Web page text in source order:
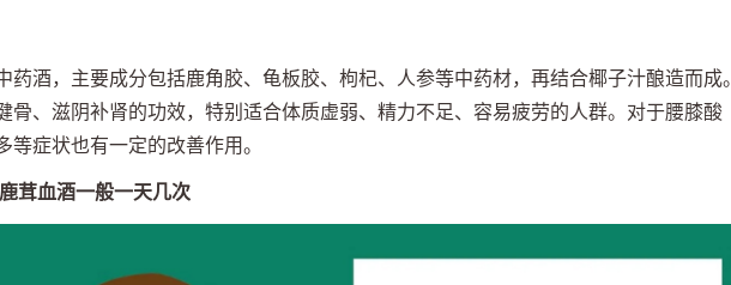
药酒，主要成分包括鹿角胶、龟板胶、枸杞、人参等中药材，再结合椰子汁酿造而成。
骨、滋阴补肾的功效，特别适合体质虚弱、精力不足、容易疲劳的人群。对于腰膝酸
症状也有一定的改善作用。
茸血酒一般一天几次